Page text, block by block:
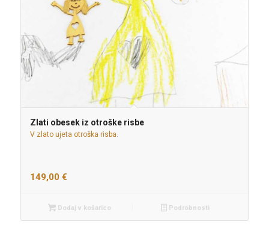
Zlati obesek iz otroške risbe
V zlato ujeta otroška risba.
149,00 €
Dodaj v košarico Podrobnosti